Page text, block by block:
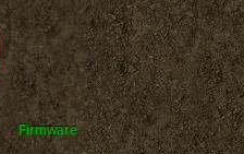
Firmware